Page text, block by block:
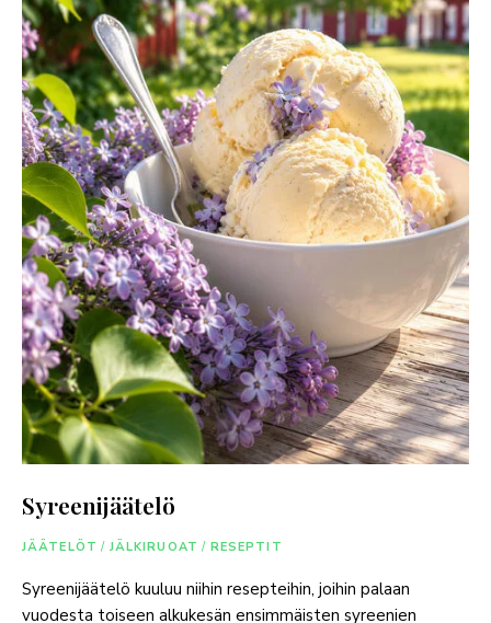
Syreenijäätelö
JÄÄTELÖT / JÄLKIRUOAT / RESEPTIT
Syreenijäätelö kuuluu niihin resepteihin, joihin palaan
vuodesta toiseen alkukesän ensimmäisten syreenien